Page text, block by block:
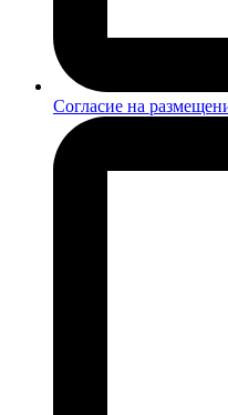
Согласие на